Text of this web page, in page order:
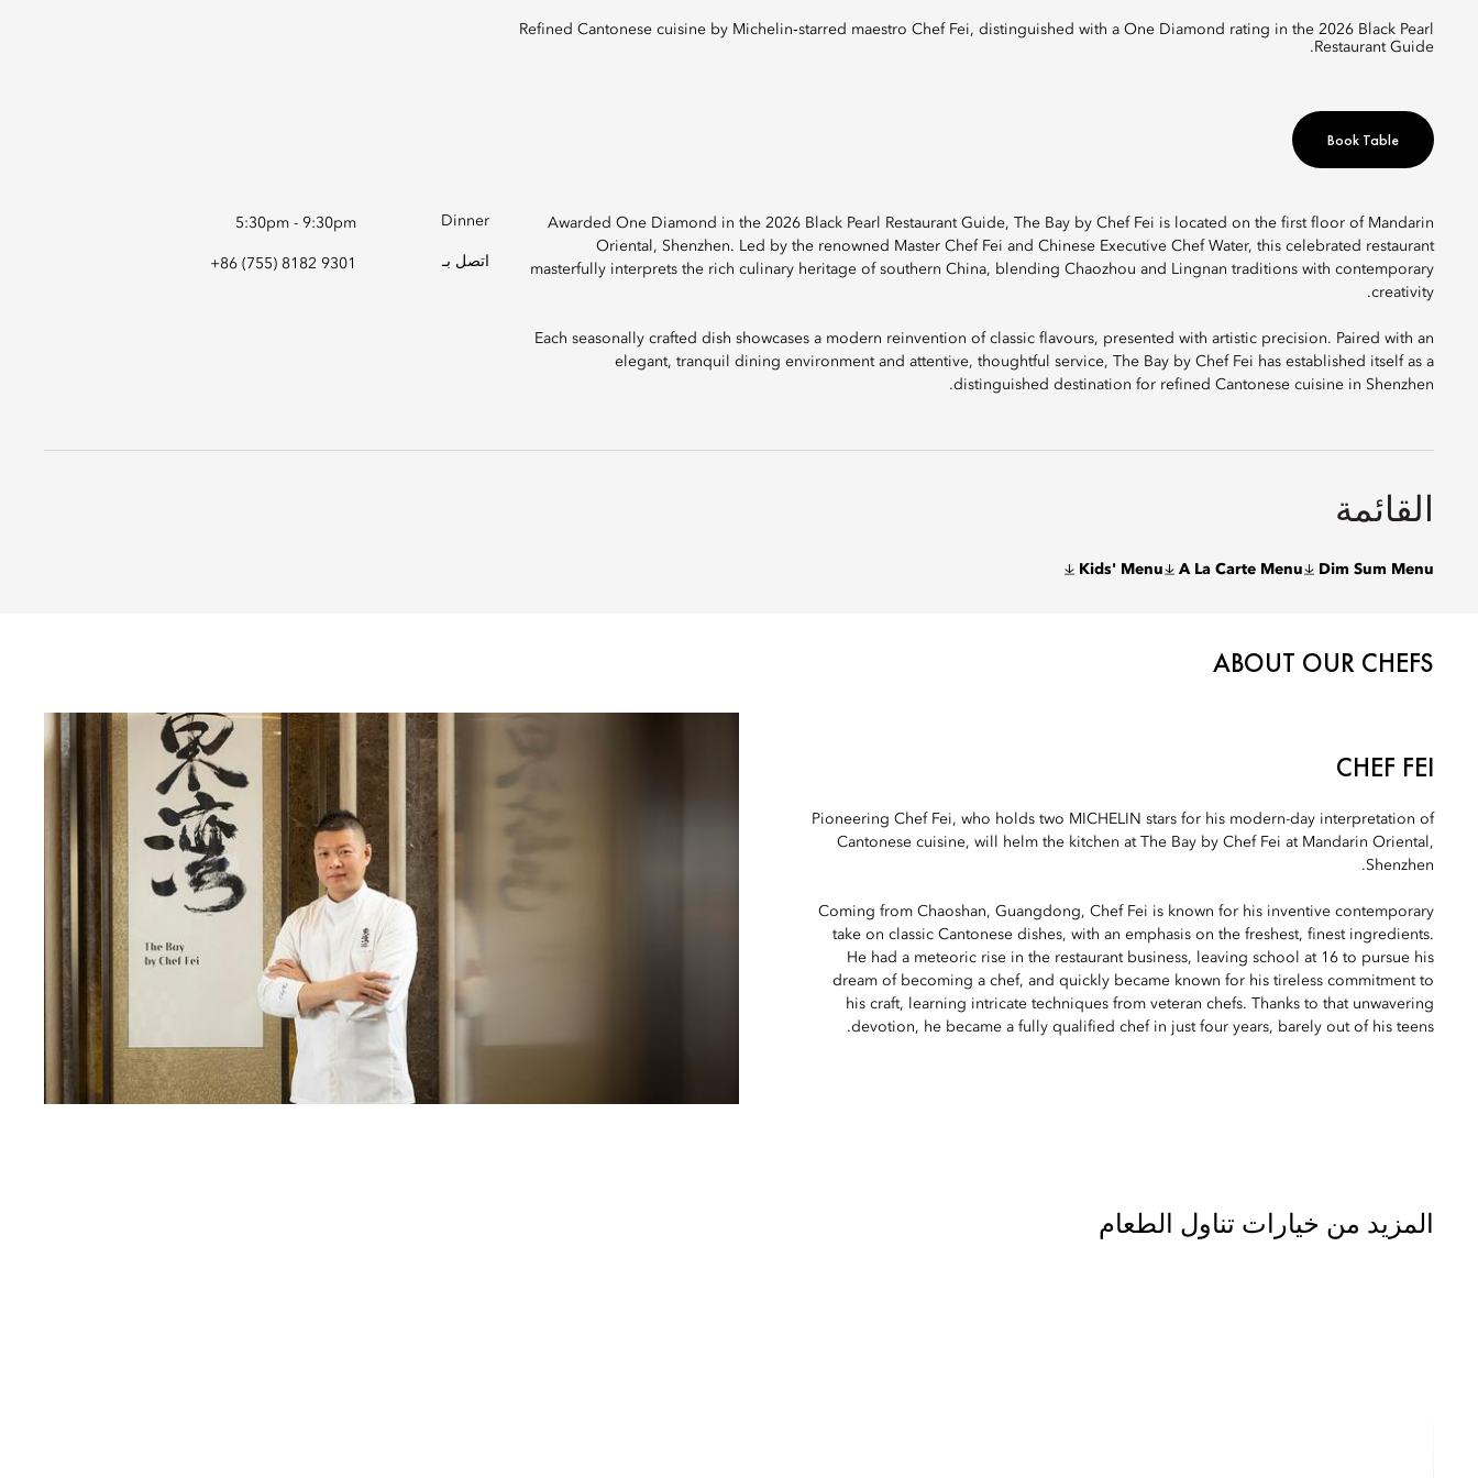
Refined Cantonese cuisine by Michelin‑starred maestro Chef Fei, distinguished with a One Diamond rating in the 2026 Black Pearl
Restaurant Guide.
Book Table
Awarded One Diamond in the 2026 Black Pearl Restaurant Guide, The Bay by Chef Fei is located on the first floor of Mandarin
Oriental, Shenzhen. Led by the renowned Master Chef Fei and Chinese Executive Chef Water, this celebrated restaurant
masterfully interprets the rich culinary heritage of southern China, blending Chaozhou and Lingnan traditions with contemporary
creativity.
Each seasonally crafted dish showcases a modern reinvention of classic flavours, presented with artistic precision. Paired with an
elegant, tranquil dining environment and attentive, thoughtful service, The Bay by Chef Fei has established itself as a
distinguished destination for refined Cantonese cuisine in Shenzhen.
Dinner
5:30pm - 9:30pm
اتصل بـ +86 (755) 8182 9301
القائمة
Dim Sum Menu
A La Carte Menu
Kids' Menu
ABOUT OUR CHEFS
CHEF FEI
Pioneering Chef Fei, who holds two MICHELIN stars for his modern-day interpretation of
Cantonese cuisine, will helm the kitchen at The Bay by Chef Fei at Mandarin Oriental,
Shenzhen.
Coming from Chaoshan, Guangdong, Chef Fei is known for his inventive contemporary
take on classic Cantonese dishes, with an emphasis on the freshest, finest ingredients.
He had a meteoric rise in the restaurant business, leaving school at 16 to pursue his
dream of becoming a chef, and quickly became known for his tireless commitment to
his craft, learning intricate techniques from veteran chefs. Thanks to that unwavering
devotion, he became a fully qualified chef in just four years, barely out of his teens.
المزيد من خيارات تناول الطعام